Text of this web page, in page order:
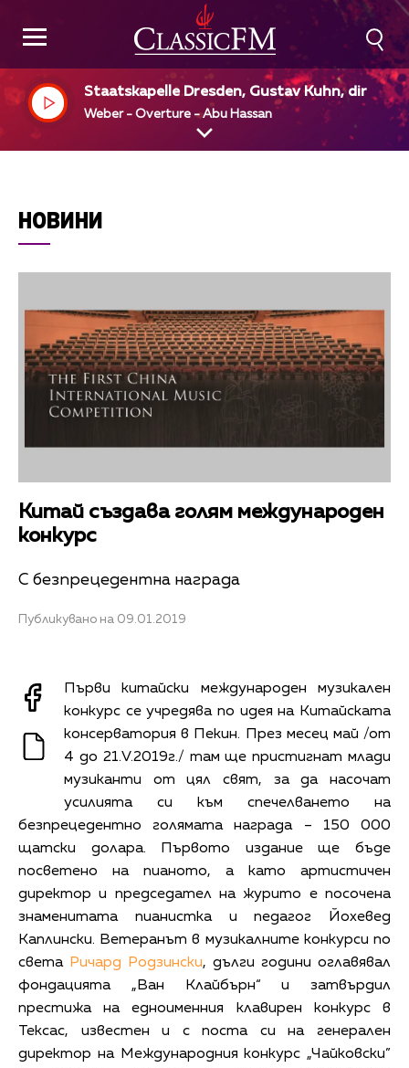
Staatskapelle Dresden, Gustav Kuhn, dir
Weber - Overture - Abu Hassan
НОВИНИ
Китай създава голям международен
конкурс
С безпрецедентна награда
Публикувано на 09.01.2019
Първи китайски международен музикален
конкурс се учредява по идея на Китайската
консерватория в Пекин. През месец май /от
4 до 21.V.2019г./ там ще пристигнат млади
музиканти от цял свят, за да насочат
усилията си към спечелването на
безпрецедентно голямата награда – 150 000
щатски долара. Първото издание ще бъде
посветено на пианото, а като артистичен
директор и председател на журито е посочена
знаменитата пианистка и педагог Йохевед
Каплински. Ветеранът в музикалните конкурси по
света Ричард Родзински, дълги години оглавявал
фондацията „Ван Клайбърн“ и затвърдил
престижа на едноименния клавирен конкурс в
Тексас, известен и с поста си на генерален
директор на Международния конкурс „Чайковски”